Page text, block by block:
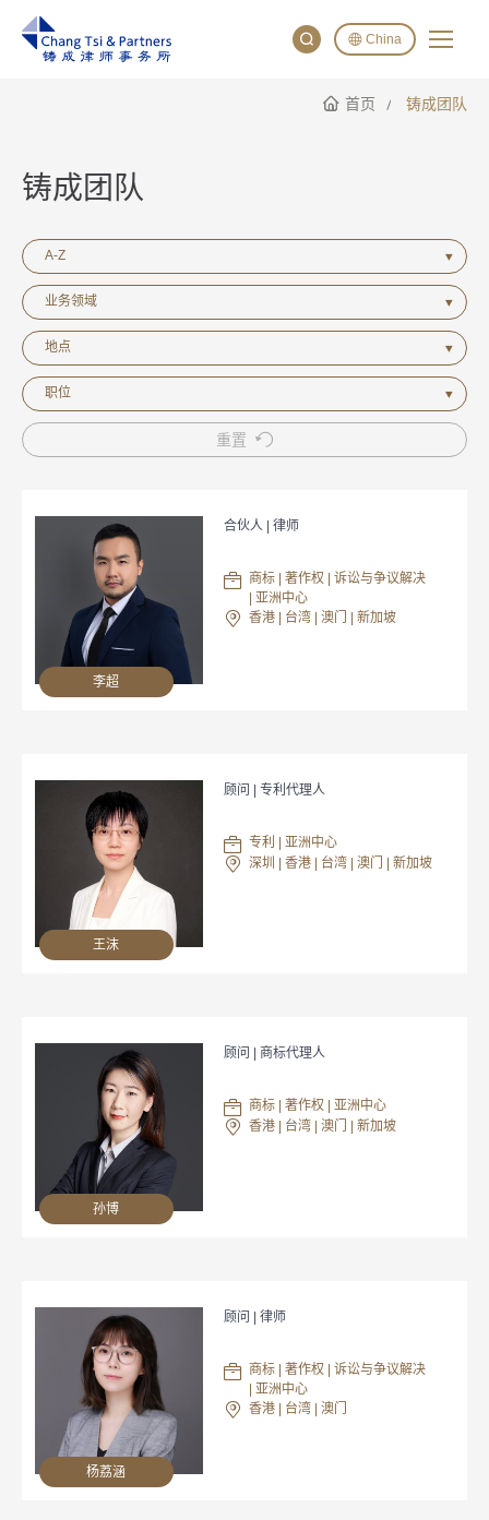
China
English
首页 铸成团队
铸成团队
A-Z
业务领域
地点
职位
重置
李超
合伙人 | 律师
商标 | 著作权 | 诉讼与争议解决
| 亚洲中心
香港 | 台湾 | 澳门 | 新加坡
王沫
顾问 | 专利代理人
专利 | 亚洲中心
深圳 | 香港 | 台湾 | 澳门 | 新加坡
孙博
顾问 | 商标代理人
商标 | 著作权 | 亚洲中心
香港 | 台湾 | 澳门 | 新加坡
杨荔涵
顾问 | 律师
商标 | 著作权 | 诉讼与争议解决
| 亚洲中心
香港 | 台湾 | 澳门